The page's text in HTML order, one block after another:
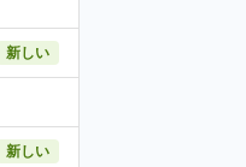
新しい
新しい